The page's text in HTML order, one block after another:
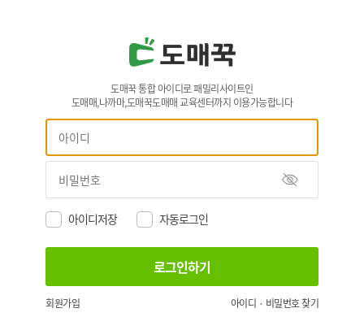
도매꾹 통합 아이디로 패밀리사이트인
도매매,나까마,도매꾹도매매 교육센터까지 이용가능합니다
아이디저장 자동로그인
회원가입 아이디 · 비밀번호 찾기